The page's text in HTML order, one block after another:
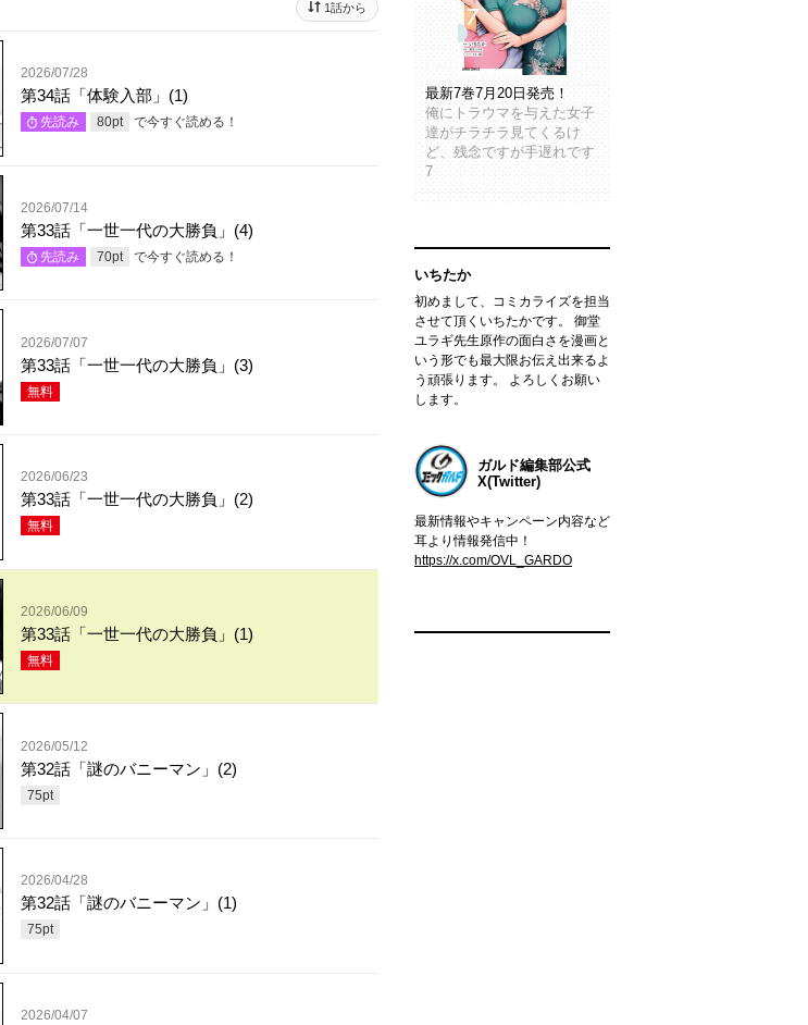
1話から
2026/07/28
第34話「体験入部」(1)
先読み 80pt で今すぐ読める！
2026/07/14
第33話「一世一代の大勝負」(4)
先読み 70pt で今すぐ読める！
2026/07/07
第33話「一世一代の大勝負」(3)
無料
2026/06/23
第33話「一世一代の大勝負」(2)
無料
2026/06/09
第33話「一世一代の大勝負」(1)
無料
2026/05/12
第32話「謎のバニーマン」(2)
75pt
2026/04/28
第32話「謎のバニーマン」(1)
75pt
2026/04/07
最新7巻7月20日発売！
俺にトラウマを与えた女子
達がチラチラ見てくるけ
ど、残念ですが手遅れです
7
いちたか
初めまして、コミカライズを担当
させて頂くいちたかです。 御堂
ユラギ先生原作の面白さを漫画と
いう形でも最大限お伝え出来るよ
う頑張ります。 よろしくお願い
します。
ガルド編集部公式
X(Twitter)
最新情報やキャンペーン内容など
耳より情報発信中！
https://x.com/OVL_GARDO